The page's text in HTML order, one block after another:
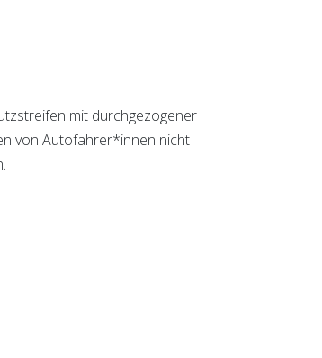
mit durchgezogener
von Autofahrer*innen nicht